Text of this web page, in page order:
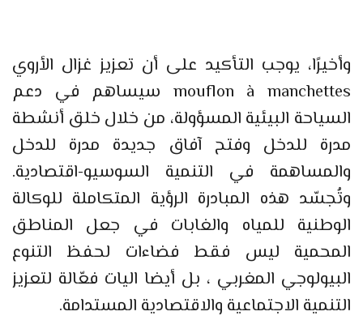
وأخيرًا، يوجب التأكيد على أن تعزيز غزال الأروي
mouflon à manchettes سيساهم في دعم
السياحة البيئية المسؤولة، من خلال خلق أنشطة
مدرة للدخل وفتح آفاق جديدة مدرة للدخل
والمساهمة في التنمية السوسيو-اقتصادية.
وتُجسّد هذه المبادرة الرؤية المتكاملة للوكالة
الوطنية للمياه والغابات في جعل المناطق
المحمية ليس فقط فضاءات لحفظ التنوع
البيولوجي المغربي ، بل أيضا اليات فعّالة لتعزيز
التنمية الاجتماعية والاقتصادية المستدامة.